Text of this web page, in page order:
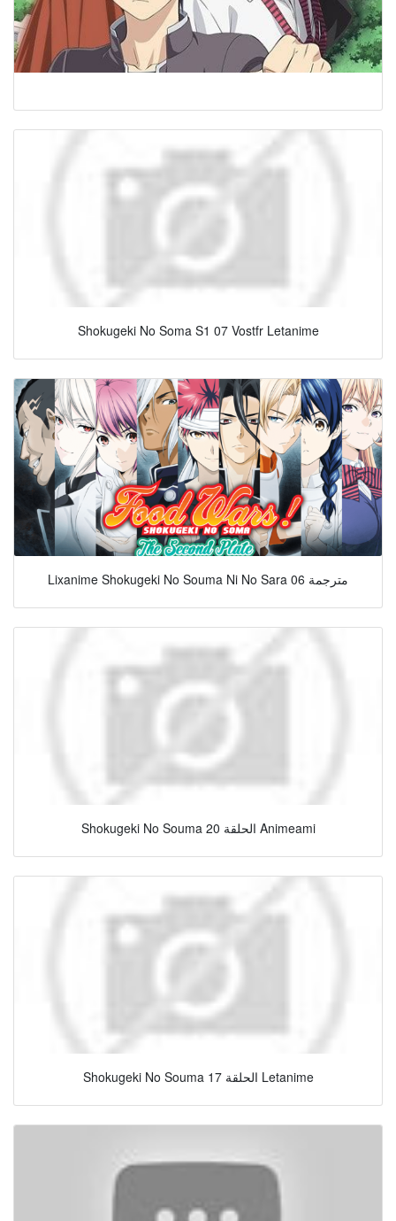
Shokugeki No Soma S1 07 Vostfr Letanime
Lixanime Shokugeki No Souma Ni No Sara 06 مترجمة
Shokugeki No Souma الحلقة 20 Animeami
Shokugeki No Souma الحلقة 17 Letanime